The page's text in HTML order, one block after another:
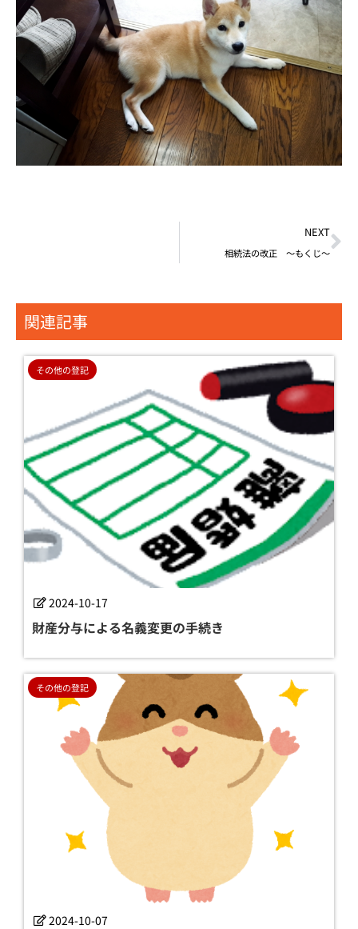
NEXT
相続法の改正 ～もくじ～
関連記事
2024-10-17
財産分与による名義変更の手続き
その他の登記
2024-10-07
その他の登記